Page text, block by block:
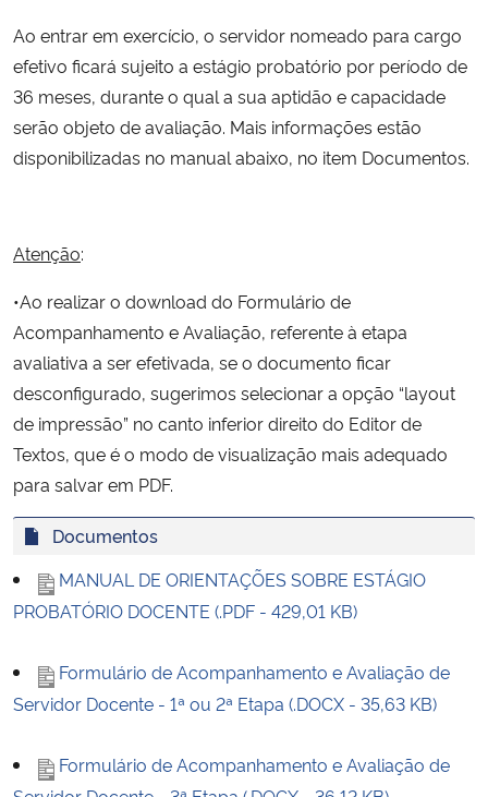
Ministério da Saúde
Ministério de Minas e Energia
Ministério do Meio Ambiente
Ministério do Turismo
Ministério do Desenvolvimento Regional
Controladoria-Geral da União
Ministério da Mulher, da Família e dos Direitos Humanos
Secretaria-Geral
Secretaria de Governo
Advocacia-Geral da União
Banco Central do Brasil
Ao entrar em exercício, o servidor nomeado para cargo
efetivo ficará sujeito a estágio probatório por período de
36 meses, durante o qual a sua aptidão e capacidade
serão objeto de avaliação. Mais informações estão
disponibilizadas no manual abaixo, no item Documentos.
Atenção:
•Ao realizar o download do Formulário de
Acompanhamento e Avaliação, referente à etapa
avaliativa a ser efetivada, se o documento ficar
desconfigurado, sugerimos selecionar a opção “layout
de impressão” no canto inferior direito do Editor de
Textos, que é o modo de visualização mais adequado
para salvar em PDF.
Documentos
MANUAL DE ORIENTAÇÕES SOBRE ESTÁGIO
PROBATÓRIO DOCENTE (.PDF - 429,01 KB)
Formulário de Acompanhamento e Avaliação de
Servidor Docente - 1ª ou 2ª Etapa (.DOCX - 35,63 KB)
Formulário de Acompanhamento e Avaliação de